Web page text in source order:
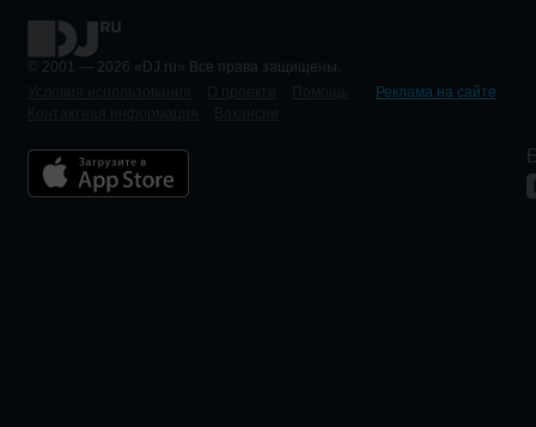
© 2001 — 2026 «DJ.ru» Все права защищены.
Реклама на сайте